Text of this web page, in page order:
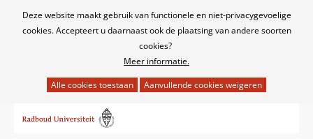
Cookies
Deze website maakt gebruik van functionele en niet-privacygevoelige
cookies. Accepteert u daarnaast ook de plaatsing van andere soorten
cookies?
Meer informatie.
het
naar